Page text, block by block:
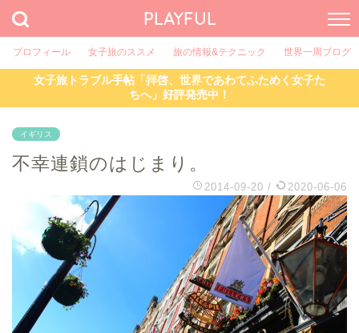
PLAYFUL
プロフィール 女子旅のススメ 旅の情報&テクニック 世界一周ブログ
女子旅トラブル手帖「拝啓、世界であわてふためく女子た
ちへ」好評発売中！
イギリス
不幸連鎖のはじまり。
2014-09-20 / 2020-06-06